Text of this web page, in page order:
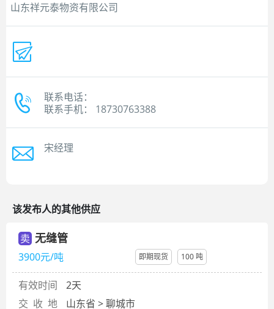
山东祥元泰物资有限公司
联系电话：
联系手机： 18730763388
宋经理
该发布人的其他供应
卖 无缝管
3900元/吨 即期现货 100 吨
有效时间
2天
交 收 地
山东省 > 聊城市